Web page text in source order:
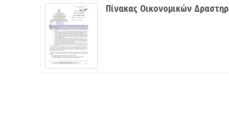
Πίνακας Οικονομικών